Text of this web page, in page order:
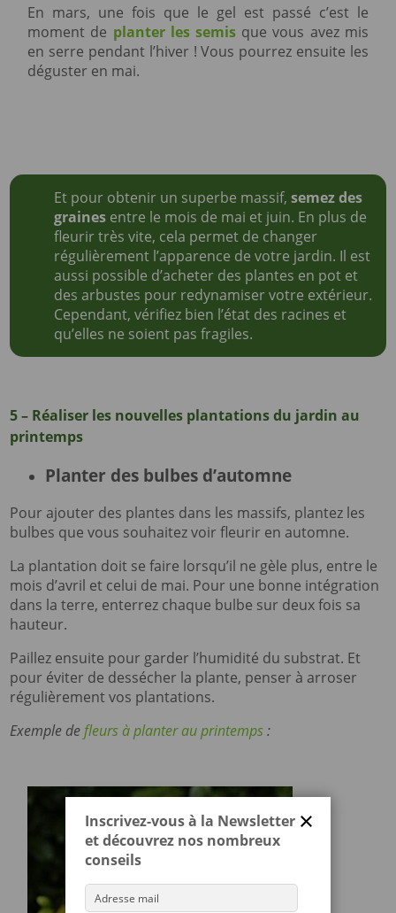
En mars, une fois que le gel est passé c’est le
moment de planter les semis que vous avez mis
en serre pendant l’hiver ! Vous pourrez ensuite les
déguster en mai.
Et pour obtenir un superbe massif,semez des
graines entre le mois de mai et juin. En plus de
fleurir très vite, cela permet de changer
régulièrement l’apparence de votre jardin. Il est
aussi possible d’acheter des plantes en pot et
des arbustes pour redynamiser votre extérieur.
Cependant, vérifiez bien l’état des racines et
qu’elles ne soient pas fragiles.
5 – Réaliser les nouvelles plantations du jardin au
printemps
Planter des bulbes d’automne
Pour ajouter des plantes dans les massifs, plantez les
bulbes que vous souhaitez voir fleurir en automne.
La plantation doit se faire lorsqu’il ne gèle plus, entre le
mois d’avril et celui de mai. Pour une bonne intégration
dans la terre, enterrez chaque bulbe sur deux fois sa
hauteur.
Paillez ensuite pour garder l’humidité du substrat. Et
pour éviter de dessécher la plante, penser à arroser
régulièrement vos plantations.
Exemple defleurs à planter au printemps:
×
Inscrivez-vous à la Newsletter
et découvrez nos nombreux
conseils